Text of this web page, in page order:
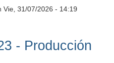
Vie, 31/07/2026 - 14:19
- Producción